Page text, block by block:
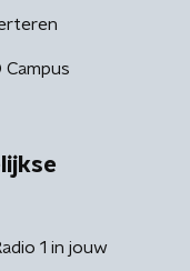
Campus
1 in jouw